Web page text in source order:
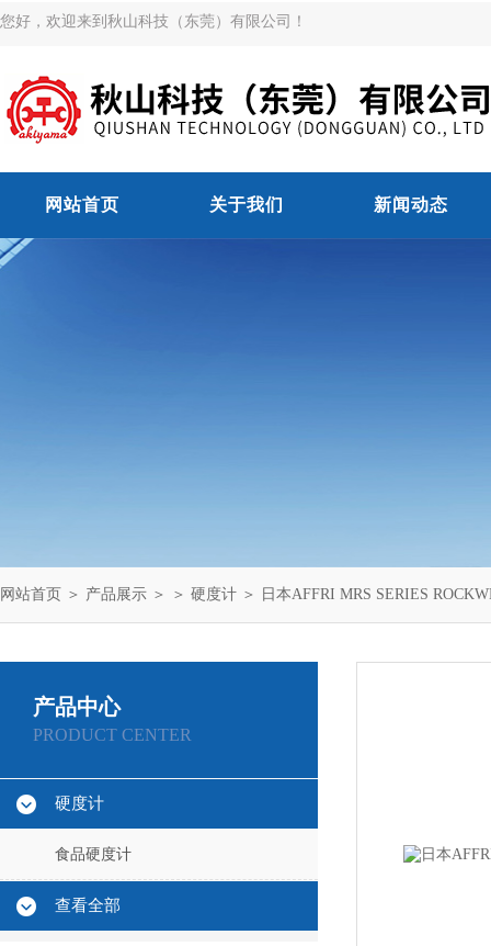
您好，欢迎来到秋山科技（东莞）有限公司！
网站首页 关于我们 新闻动态
网站首页 ＞ 产品展示 ＞ ＞ 硬度计 ＞ 日本AFFRI MRS SERIES
产品中心
PRODUCT CENTER
硬度计
食品硬度计
查看全部